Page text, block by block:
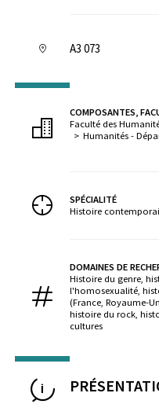
A3 073
COMPOSANTES,
Faculté des
Humanités -
SPÉCIALITÉ
Histoire
DOMAINES DE
Histoire du genre,
l'homosexualité,
(France, Royaume-
histoire du rock,
cultures